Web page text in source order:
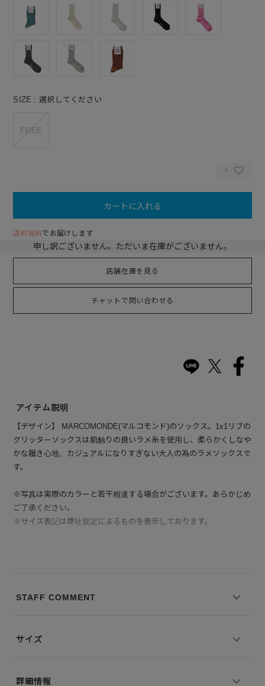
SIZE 選択してください
カートに入れる
送料無料でお届けします
申し訳ございません。ただいま在庫がございません。
店舗在庫を見る
チャットで問い合わせる
アイテム説明
【デザイン】 MARCOMONDE(マルコモンド)のソックス。1x1リブの
グリッターソックスは肌触りの良いラメ糸を使用し、柔らかくしなや
かな履き心地。カジュアルになりすぎない大人の為のラメソックスで
す。
※写真は実際のカラーと若干相違する場合がございます。あらかじめ
ご了承ください。
※サイズ表記は弊社規定によるものを表示しております。
STAFF COMMENT
サイズ
詳細情報